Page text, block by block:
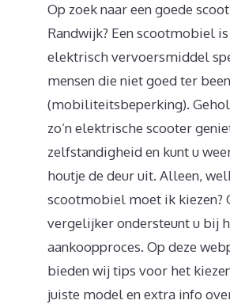
Op zoek naar een goede
Randwijk? Een scootmobiel is
elektrisch vervoersmiddel
mensen die niet goed ter
(mobiliteitsbeperking).
zo’n elektrische scooter
zelfstandigheid en kunt u
houtje de deur uit. Alleen,
scootmobiel moet ik kiezen?
vergelijker ondersteunt u bij
aankoopproces. Op deze
bieden wij tips voor het
juiste model en extra info